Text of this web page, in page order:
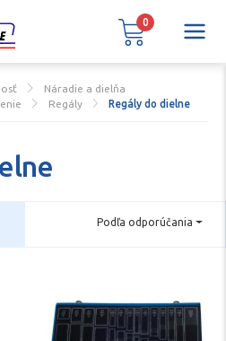
Náradie a dielňa
Regály Regály do dielne
Podľa odporúčania
0